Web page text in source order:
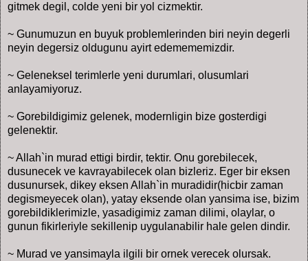
gitmek degil, colde yeni bir yol cizmektir.
~ Gunumuzun en buyuk problemlerinden biri neyin degerli
neyin degersiz oldugunu ayirt edemememizdir.
~ Geleneksel terimlerle yeni durumlari, olusumlari
anlayamiyoruz.
~ Gorebildigimiz gelenek, modernligin bize gosterdigi
gelenektir.
~ Allah`in murad ettigi birdir, tektir. Onu gorebilecek,
dusunecek ve kavrayabilecek olan bizleriz. Eger bir eksen
dusunursek, dikey eksen Allah`in muradidir(hicbir zaman
degismeyecek olan), yatay eksende olan yansima ise, bizim
gorebildiklerimizle, yasadigimiz zaman dilimi, olaylar, o
gunun fikirleriyle sekillenip uygulanabilir hale gelen dindir.
~ Murad ve yansimayla ilgili bir ornek verecek olursak.